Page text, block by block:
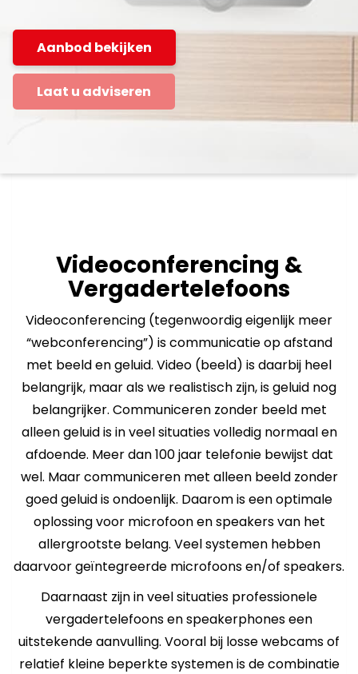
Aanbod bekijken
Laat u adviseren
Videoconferencing &
Vergadertelefoons
Videoconferencing (tegenwoordig eigenlijk meer
“webconferencing”) is communicatie op afstand
met beeld en geluid. Video (beeld) is daarbij heel
belangrijk, maar als we realistisch zijn, is geluid nog
belangrijker. Communiceren zonder beeld met
alleen geluid is in veel situaties volledig normaal en
afdoende. Meer dan 100 jaar telefonie bewijst dat
wel. Maar communiceren met alleen beeld zonder
goed geluid is ondoenlijk. Daarom is een optimale
oplossing voor microfoon en speakers van het
allergrootste belang. Veel systemen hebben
daarvoor geïntegreerde microfoons en/of speakers.
Daarnaast zijn in veel situaties professionele
vergadertelefoons en speakerphones een
uitstekende aanvulling. Vooral bij losse webcams of
relatief kleine beperkte systemen is de combinatie